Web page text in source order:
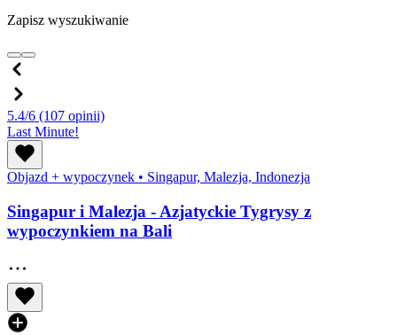
Zapisz wyszukiwanie
5.4/6 (107 opinii)
Last Minute!
Objazd + wypoczynek • Singapur, Malezja, Indonezja
Singapur i Malezja - Azjatyckie Tygrysy z
wypoczynkiem na Bali